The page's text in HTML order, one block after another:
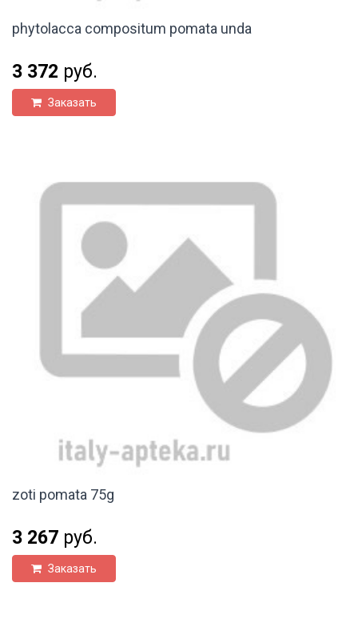
phytolacca compositum pomata unda
3 372 руб.
Заказать
zoti pomata 75g
3 267 руб.
Заказать